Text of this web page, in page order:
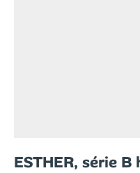
ESTHER, série